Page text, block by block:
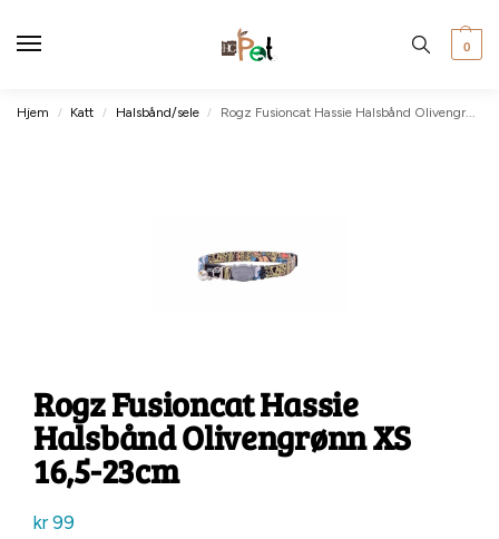
0
Hjem / Katt / Halsbånd/sele / Rogz Fusioncat Hassie Halsbånd Olivengrønn XS 16,5-23cm
Rogz Fusioncat Hassie
Halsbånd Olivengrønn XS
16,5-23cm
kr99